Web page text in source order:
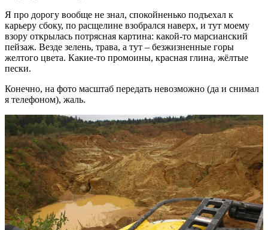
Я про дорогу вообще не знал, спокойненько подъехал к
карьеру сбоку, по расщелине взобрался наверх, и тут моему
взору открылась потрясная картина: какой-то марсианский
пейзаж. Везде зелень, трава, а тут – безжизненные горы
желтого цвета. Какие-то промоины, красная глина, жёлтые
пески.
Конечно, на фото масштаб передать невозможно (да и снимал
я телефоном), жаль.